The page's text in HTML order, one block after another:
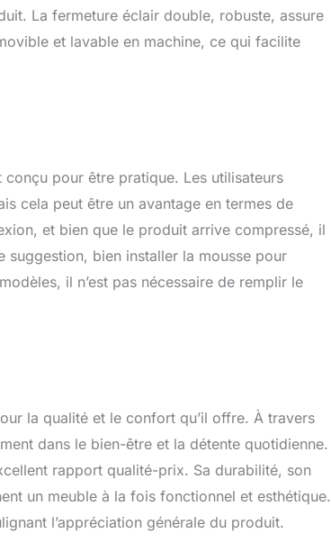
La fermeture éclair double, robuste, assure
et lavable en machine, ce qui facilite
pour être pratique. Les utilisateurs
cela peut être un avantage en termes de
et bien que le produit arrive compressé, il
suggestion, bien installer la mousse pour
il n’est pas nécessaire de remplir le
la qualité et le confort qu’il offre. À travers
dans le bien-être et la détente quotidienne.
rapport qualité-prix. Sa durabilité, son
un meuble à la fois fonctionnel et esthétique.
l’appréciation générale du produit.